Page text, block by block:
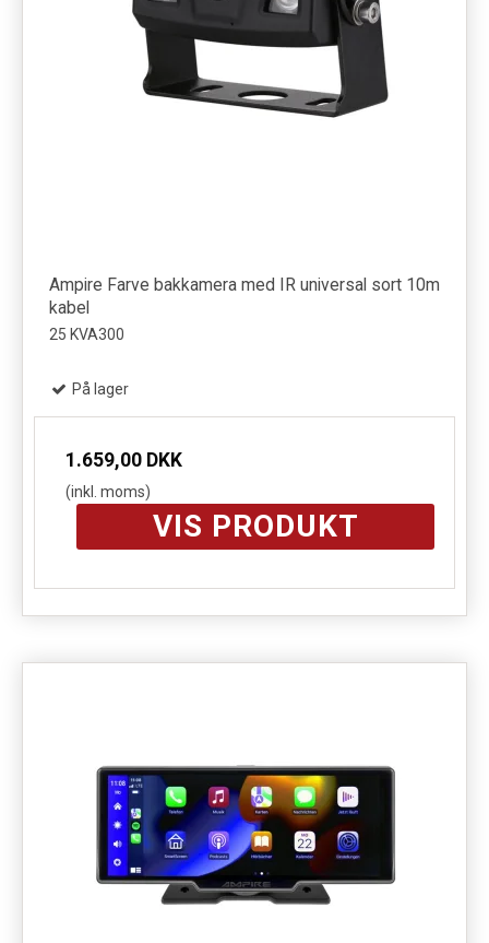
Ampire Farve bakkamera med IR universal sort 10m
kabel
25 KVA300
På lager
1.659,00 DKK
(inkl. moms)
VIS PRODUKT